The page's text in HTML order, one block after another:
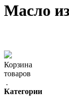
Масло
Корзина
товаров
.
Категории